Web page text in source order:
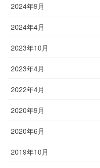
2024年9月
2024年4月
2023年10月
2023年4月
2022年4月
2020年9月
2020年6月
2019年10月